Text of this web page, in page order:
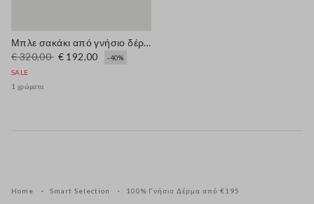
Μπλε σακάκι από γνήσιο δέρμα με κανονική γραμμή
€ 320,00 € 192,00
-40%
SALE
1 χρώματα
Home Smart Selection 100% Γνήσιο Δέρμα από €195